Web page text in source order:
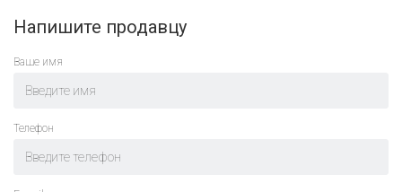
Напишите продавцу
Ваше имя
Телефон